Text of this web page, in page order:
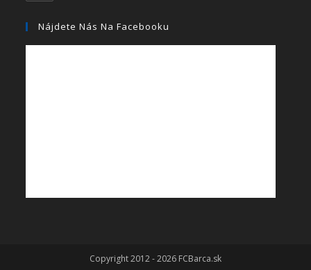
Nájdete Nás Na Facebooku
Copyright 2012 - 2026 FCBarca.sk